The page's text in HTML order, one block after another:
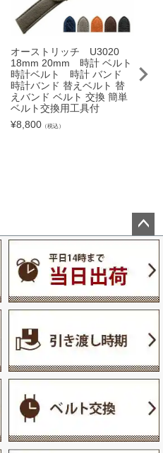
オーストリッチ U3020
18mm 20mm 時計 ベルト
時計ベルト 時計 バンド
時計バンド 替えベルト 替
えバンド ベルト 交換 簡単
ベルト交換用工具付
¥8,800 （税込）
ペー
ップ